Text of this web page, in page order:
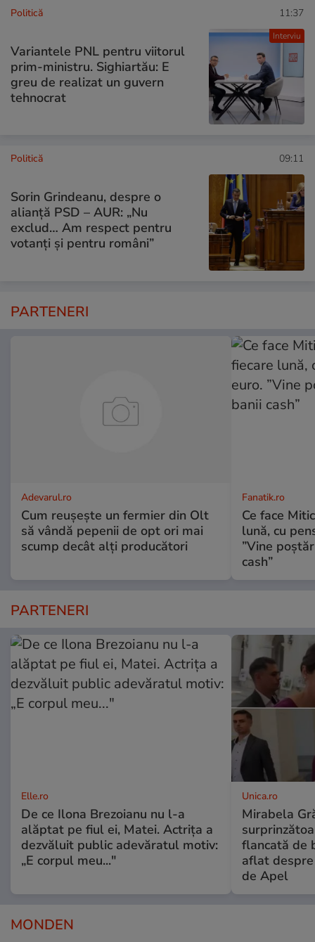
Interviu
Politică 11:37
Variantele PNL pentru viitorul
prim-ministru. Sighiartău: E
greu de realizat un guvern
tehnocrat
Politică 09:11
Sorin Grindeanu, despre o
alianță PSD – AUR: „Nu
exclud… Am respect pentru
votanți și pentru români”
PARTENERI
Adevarul.ro
Cum reușește un fermier din Olt
să vândă pepenii de opt ori mai
scump decât alți producători
Fanatik.ro
Ce face
lună, cu
”Vine
cash”
PARTENERI
Elle.ro
De ce Ilona Brezoianu nu l-a
alăptat pe fiul ei, Matei. Actrița a
dezvăluit public adevăratul motiv:
„E corpul meu..."
Unica.ro
Mirabela
flancată de
aflat
de Apel
MONDEN